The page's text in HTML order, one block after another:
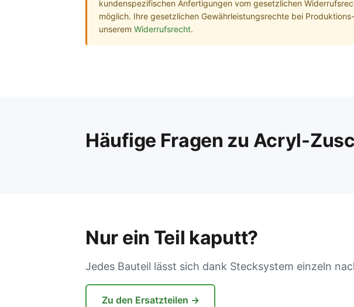
kundenspezifischen Anfertigungen vom gesetzlichen
möglich. Ihre gesetzlichen Gewährleistungsrechte bei
unserem Widerrufsrecht.
Häufige Fragen zu Acryl-
Nur ein Teil kaputt?
Jedes Bauteil lässt sich dank Stecksystem einzeln
Zu den Ersatzteilen →